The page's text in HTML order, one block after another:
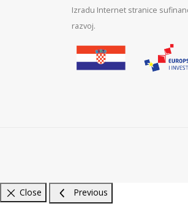
Izradu Internet stranice
razvoj.
Close Previous